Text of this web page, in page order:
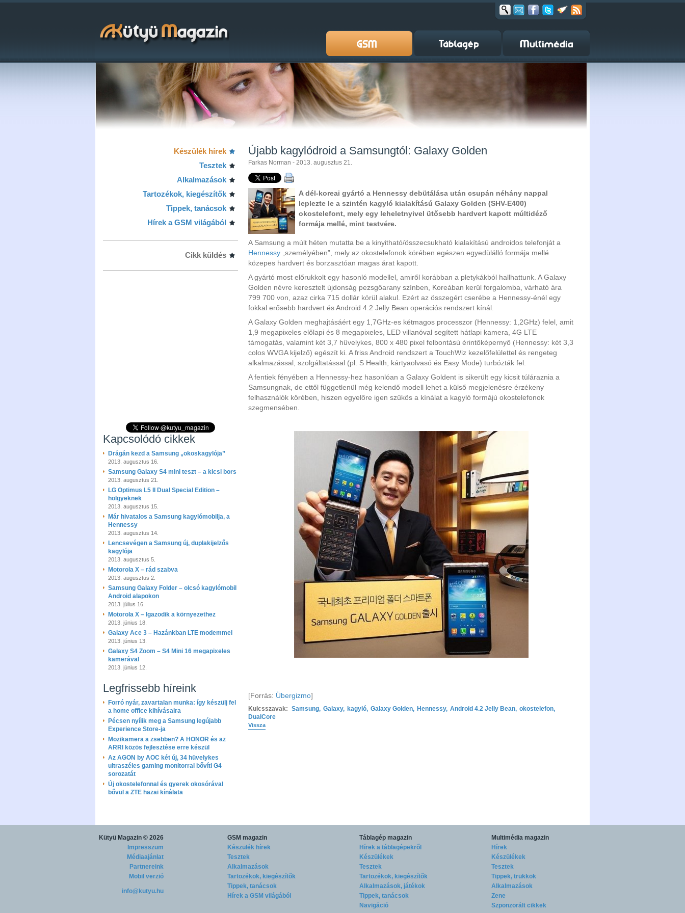
Készülék hírek
Tesztek
Alkalmazások
Tartozékok, kiegészítők
Tippek, tanácsok
Hírek a GSM világából
Cikk küldés
Kapcsolódó cikkek
Drágán kezd a Samsung „okoskagylója”
2013. augusztus 16.
Samsung Galaxy S4 mini teszt – a kicsi bors
2013. augusztus 21.
LG Optimus L5 II Dual Special Edition –
hölgyeknek
2013. augusztus 15.
Már hivatalos a Samsung kagylómobilja, a
Hennessy
2013. augusztus 14.
Lencsevégen a Samsung új, duplakijelzős
kagylója
2013. augusztus 5.
Motorola X – rád szabva
2013. augusztus 2.
Samsung Galaxy Folder – olcsó kagylómobil
Android alapokon
2013. július 16.
Motorola X – Igazodik a környezethez
2013. június 18.
Galaxy Ace 3 – Hazánkban LTE modemmel
2013. június 13.
Galaxy S4 Zoom – S4 Mini 16 megapixeles
kamerával
2013. június 12.
Legfrissebb híreink
Forró nyár, zavartalan munka: így készülj fel
a home office kihívásaira
Pécsen nyílik meg a Samsung legújabb
Experience Store-ja
Mozikamera a zsebben? A HONOR és az
ARRI közös fejlesztése erre készül
Az AGON by AOC két új, 34 hüvelykes
ultraszéles gaming monitorral bővíti G4
sorozatát
Új okostelefonnal és gyerek okosórával
bővül a ZTE hazai kínálata
Újabb kagylódroid a Samsungtól: Galaxy Golden
Farkas Norman - 2013. augusztus 21.
A dél-koreai gyártó a Hennessy debütálása után csupán néhány nappal
leplezte le a szintén kagyló kialakítású Galaxy Golden (SHV-E400)
okostelefont, mely egy leheletnyivel ütősebb hardvert kapott múltidéző
formája mellé, mint testvére.
A Samsung a múlt héten mutatta be a kinyitható/összecsukható kialakítású androidos telefonját a
Hennessy „személyében”, mely az okostelefonok körében egészen egyedülálló formája mellé
közepes hardvert és borzasztóan magas árat kapott.
A gyártó most előrukkolt egy hasonló modellel, amiről korábban a pletykákból hallhattunk. A Galaxy
Golden névre keresztelt újdonság pezsgőarany színben, Koreában kerül forgalomba, várható ára
799 700 von, azaz cirka 715 dollár körül alakul. Ezért az összegért cserébe a Hennessy-énél egy
fokkal erősebb hardvert és Android 4.2 Jelly Bean operációs rendszert kínál.
A Galaxy Golden meghajtásáért egy 1,7GHz-es kétmagos processzor (Hennessy: 1,2GHz) felel, amit
1,9 megapixeles előlapi és 8 megapixeles, LED villanóval segített hátlapi kamera, 4G LTE
támogatás, valamint két 3,7 hüvelykes, 800 x 480 pixel felbontású érintőképernyő (Hennessy: két 3,3
colos WVGA kijelző) egészít ki. A friss Android rendszert a TouchWiz kezelőfelülettel és rengeteg
alkalmazással, szolgáltatással (pl. S Health, kártyaolvasó és Easy Mode) turbózták fel.
A fentiek fényében a Hennessy-hez hasonlóan a Galaxy Goldent is sikerült egy kicsit túláraznia a
Samsungnak, de ettől függetlenül még kelendő modell lehet a külső megjelenésre érzékeny
felhasználók körében, hiszen egyelőre igen szűkös a kínálat a kagyló formájú okostelefonok
szegmensében.
[Forrás: Übergizmo]
Kulcsszavak: Samsung, Galaxy, kagyló, Galaxy Golden, Hennessy, Android 4.2 Jelly Bean, okostelefon,
DualCore
Vissza
Kütyü Magazin © 2026
Impresszum
Médiaajánlat
Partnereink
Mobil verzió
info@kutyu.hu
GSM magazin
Készülék hírek
Tesztek
Alkalmazások
Tartozékok, kiegészítők
Tippek, tanácsok
Hírek a GSM világából
Táblagép magazin
Hírek a táblagépekről
Készülékek
Tesztek
Tartozékok, kiegészítők
Alkalmazások, játékok
Tippek, tanácsok
Navigáció
Multimédia magazin
Hírek
Készülékek
Tesztek
Tippek, trükkök
Alkalmazások
Zene
Szponzorált cikkek